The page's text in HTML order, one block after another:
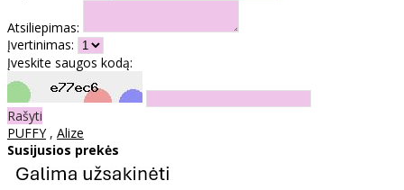
Atsiliepimas:
Įvertinimas:
Įveskite saugos kodą:
Rašyti
PUFFY, Alize
Susijusios prekės